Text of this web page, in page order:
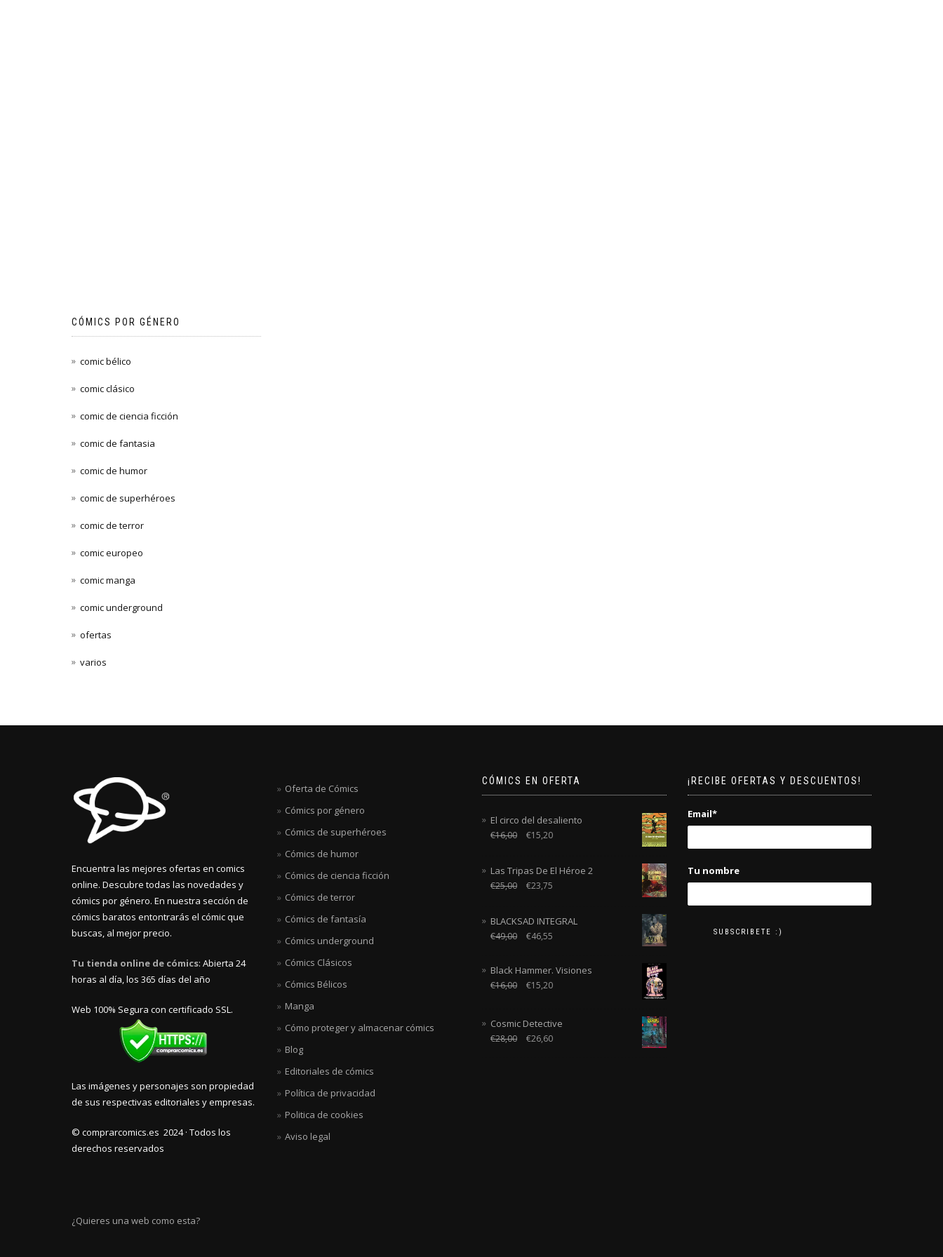
CÓMICS POR GÉNERO
comic bélico
comic clásico
comic de ciencia ficción
comic de fantasia
comic de humor
comic de superhéroes
comic de terror
comic europeo
comic manga
comic underground
ofertas
varios
Encuentra las mejores ofertas en comics
online. Descubre todas las novedades y
cómics por género. En nuestra sección de
cómics baratos entontrarás el cómic que
buscas, al mejor precio.
Tu tienda online de cómics: Abierta 24
horas al día, los 365 días del año
Web 100% Segura con certificado SSL.
Las imágenes y personajes son propiedad
de sus respectivas editoriales y empresas.
© comprarcomics.es 2024 · Todos los
derechos reservados
¿Quieres una web como esta?
Oferta de Cómics
Cómics por género
Cómics de superhéroes
Cómics de humor
Cómics de ciencia ficción
Cómics de terror
Cómics de fantasía
Cómics underground
Cómics Clásicos
Cómics Bélicos
Manga
Cómo proteger y almacenar cómics
Blog
Editoriales de cómics
Política de privacidad
Politica de cookies
Aviso legal
CÓMICS EN OFERTA
El circo del desaliento
€16,00 €15,20
Las Tripas De El Héroe 2
€25,00 €23,75
BLACKSAD INTEGRAL
€49,00 €46,55
Black Hammer. Visiones
€16,00 €15,20
Cosmic Detective
€28,00 €26,60
¡RECIBE OFERTAS Y DESCUENTOS!
Email*
Tu nombre